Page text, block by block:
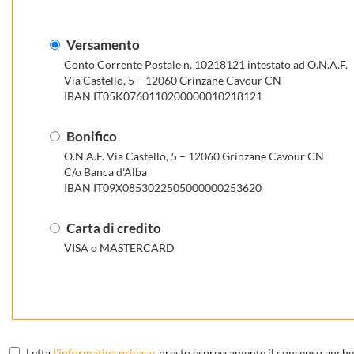
Versamento
Conto Corrente Postale n. 10218121 intestato ad O.N.A.F.
Via Castello, 5 – 12060 Grinzane Cavour CN
IBAN IT05K0760110200000010218121
Bonifico
O.N.A.F. Via Castello, 5 – 12060 Grinzane Cavour CN
C/o Banca d'Alba
IBAN IT09X0853022505000000253620
Carta di credito
VISA o MASTERCARD